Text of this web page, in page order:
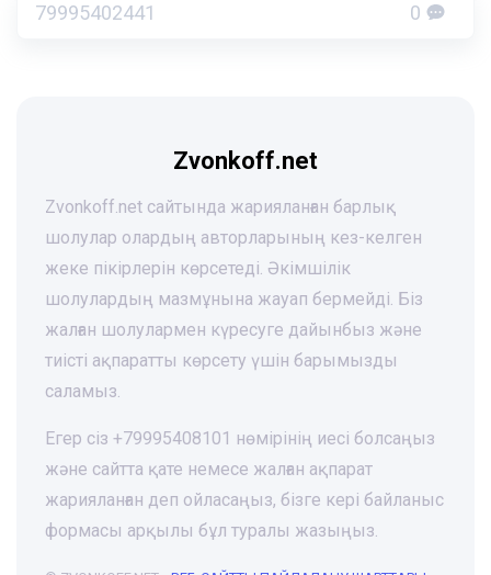
79995402441 0
Zvonkoff.net
Zvonkoff.net сайтында жарияланған барлық
шолулар олардың авторларының кез-келген
жеке пікірлерін көрсетеді. Әкімшілік
шолулардың мазмұнына жауап бермейді. Біз
жалған шолулармен күресуге дайынбыз және
тиісті ақпаратты көрсету үшін барымызды
саламыз.
Егер сіз +79995408101 нөмірінің иесі болсаңыз
және сайтта қате немесе жалған ақпарат
жарияланған деп ойласаңыз, бізге кері байланыс
формасы арқылы бұл туралы жазыңыз.